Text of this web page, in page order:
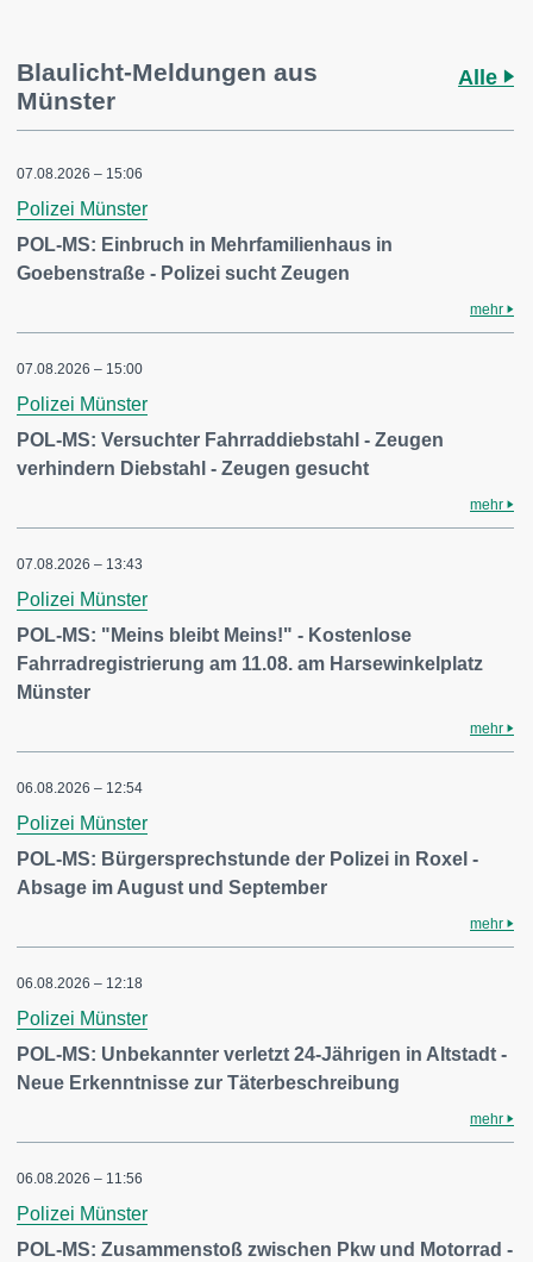
Blaulicht-Meldungen aus
Münster
Alle
07.08.2026 – 15:06
Polizei Münster
POL-MS: Einbruch in Mehrfamilienhaus in
Goebenstraße - Polizei sucht Zeugen
mehr
07.08.2026 – 15:00
Polizei Münster
POL-MS: Versuchter Fahrraddiebstahl - Zeugen
verhindern Diebstahl - Zeugen gesucht
mehr
07.08.2026 – 13:43
Polizei Münster
POL-MS: "Meins bleibt Meins!" - Kostenlose
Fahrradregistrierung am 11.08. am Harsewinkelplatz
Münster
mehr
06.08.2026 – 12:54
Polizei Münster
POL-MS: Bürgersprechstunde der Polizei in Roxel -
Absage im August und September
mehr
06.08.2026 – 12:18
Polizei Münster
POL-MS: Unbekannter verletzt 24-Jährigen in Altstadt -
Neue Erkenntnisse zur Täterbeschreibung
mehr
06.08.2026 – 11:56
Polizei Münster
POL-MS: Zusammenstoß zwischen Pkw und Motorrad -